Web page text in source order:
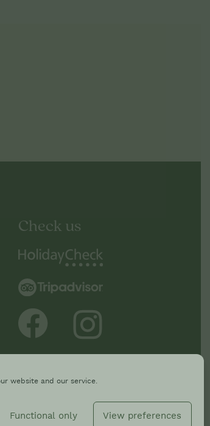
website and our service.
Functional only View preferences
Check us